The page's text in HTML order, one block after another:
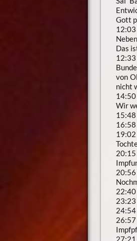
Gott
Das
von
nicht
Wir
15:48
16:58
19:02
20:56
22:40
23:23
24:54